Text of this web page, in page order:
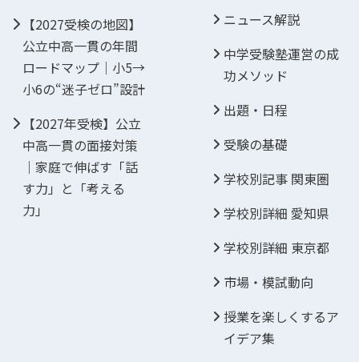
【2027受検の地図】
公立中高一貫の年間
ロードマップ｜小5→
小6の“迷子ゼロ”設計
【2027年受検】公立
中高一貫の面接対策
｜家庭で伸ばす「話
す力」と「考える
力」
ニュース解説
中学受験塾運営の成
功メソッド
出題・日程
受験の基礎
学校別記事 関東圏
学校別詳細 愛知県
学校別詳細 東京都
市場・模試動向
授業を楽しくするア
イデア集